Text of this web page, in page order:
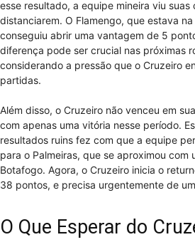
esse resultado, a equipe mineira viu
distanciarem. O Flamengo, que estava
conseguiu abrir uma vantagem de 5
diferença pode ser crucial nas próximas
considerando a pressão que o Cruzeiro
partidas.
Além disso, o Cruzeiro não venceu em
com apenas uma vitória nesse período.
resultados ruins fez com que a equipe
para o Palmeiras, que se aproximou com
Botafogo. Agora, o Cruzeiro inicia o
38 pontos, e precisa urgentemente de
O Que Esperar do